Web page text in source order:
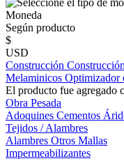
Moneda
Según producto
$
USD
Construcción
Melaminicos Optimizador
El producto fue agregado
Obra Pesada
Adoquines Cementos
Tejidos / Alambres
Alambres Otros Mallas
Impermeabilizantes